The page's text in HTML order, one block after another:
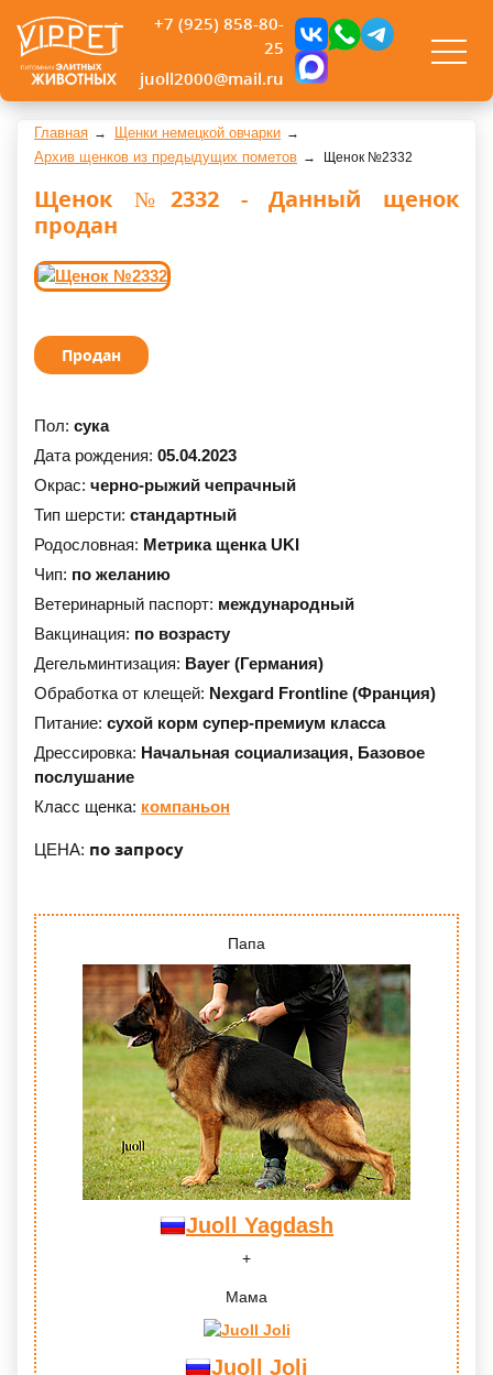
+7 (925) 858-80-
25
juoll2000@mail.ru
Главная
Щенки немецкой овчарки
Архив щенков из предыдущих пометов
Щенок №2332
Щенок №2332 - Данный щенок
продан
Продан
Пол: сука
Дата рождения: 05.04.2023
Окрас: черно-рыжий чепрачный
Тип шерсти: стандартный
Родословная: Метрика щенка UKI
Чип: по желанию
Ветеринарный паспорт: международный
Вакцинация: по возрасту
Дегельминтизация: Bayer (Германия)
Обработка от клещей: Nexgard Frontline (Франция)
Питание: сухой корм супер-премиум класса
Дрессировка: Начальная социализация, Базовое
послушание
Класс щенка: компаньон
ЦЕНА: по запросу
Папа
Juoll Yagdash
Мама
Juoll Joli